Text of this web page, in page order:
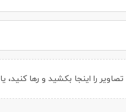
تصاویر را اینجا بکشید و رها کنید، یا